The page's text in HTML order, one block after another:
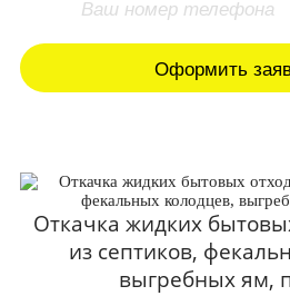
Откачка жидких
из септиков,
выгребных ям,